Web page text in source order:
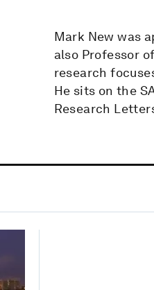
Mark New was
also Professor
research
He sits on the
Research